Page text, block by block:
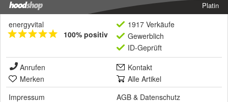
Platin
energyvital
100% positiv
1917 Verkäufe
Gewerblich
ID-Geprüft
Anrufen
Kontakt
Merken
Alle Artikel
Impressum
AGB & Datenschutz